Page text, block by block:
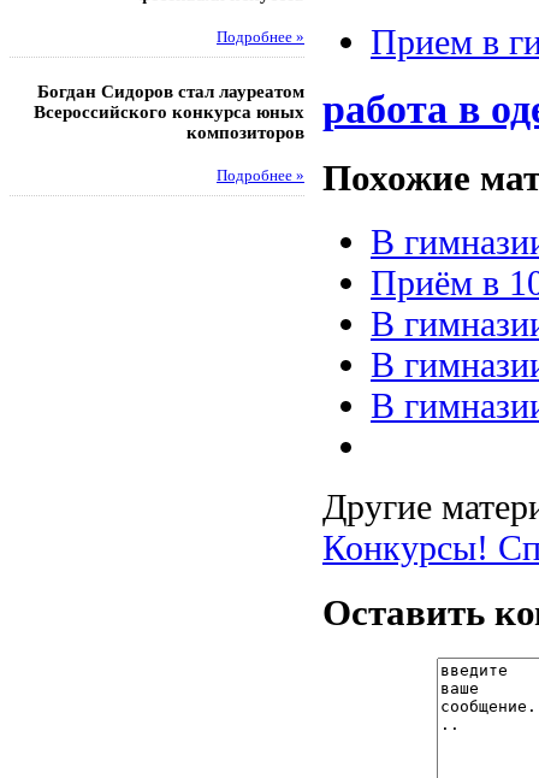
Подробнее »
Богдан Сидоров стал лауреатом
Всероссийского конкурса юных
композиторов
Подробнее »
победителями
этапа XXI
конкурса «За
Прием в
работа в
Похожие
В
Приём в
В
В
В
Другие
Конкурсы!
Оставить